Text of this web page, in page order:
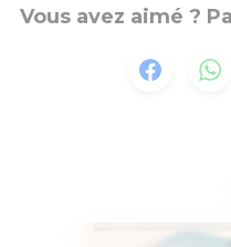
Vous avez aimé ?